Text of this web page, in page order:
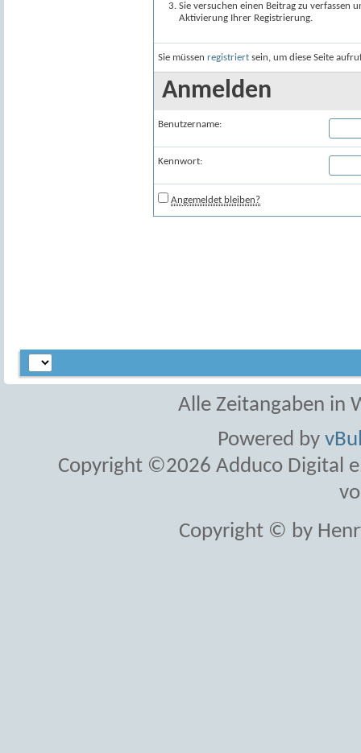
Sie versuchen einen Beitrag zu verfassen
Aktivierung Ihrer Registrierung.
Sie müssen registriert sein, um diese Seite
Anmelden
Benutzername:
Kennwort:
Angemeldet bleiben?
Alle Zeitangaben in
Powered by
Copyright ©2026 Adduco Digital
Copyright © by